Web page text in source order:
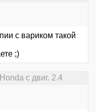
с вариком такой
;)
с двиг. 2.4